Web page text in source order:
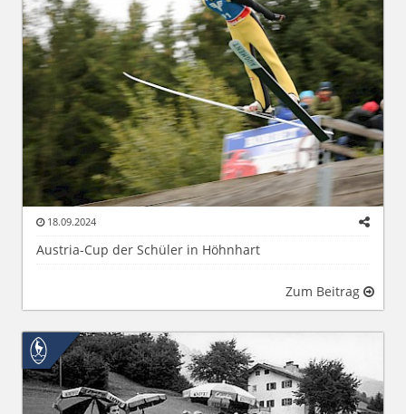
18.09.2024
Austria-Cup der Schüler in Höhnhart
Zum Beitrag